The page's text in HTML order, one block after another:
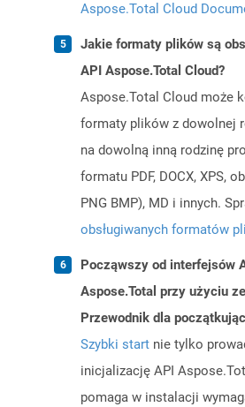
Aspose.Total Cloud
Jakie formaty plików są
API Aspose.Total Cloud?
Aspose.Total Cloud może
formaty plików z dowolnej
na dowolną inną rodzinę
formatu PDF, DOCX, XPS,
PNG BMP), MD i innych.
obsługiwanych formatów
Począwszy od interfejsów
Aspose.Total przy użyciu
Przewodnik dla
Szybki start nie tylko
inicjalizację API
pomaga w instalacji